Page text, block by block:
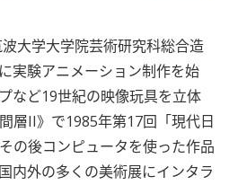
大学大学院芸術研究科総合造
実験アニメーション制作を始
など19世紀の映像玩具を立体
層II》で1985年第17回「現代日
の後コンピュータを使った作品
内外の多くの美術展にインタラ